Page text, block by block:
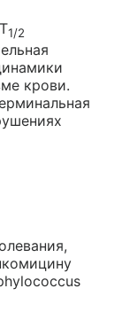
1/2
крови.